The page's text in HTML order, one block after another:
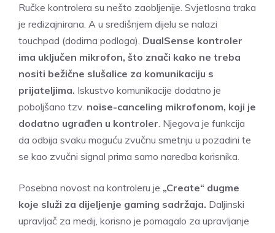
Ručke kontrolera su nešto zaobljenije. Svjetlosna traka
je redizajnirana. A u središnjem dijelu se nalazi
touchpad (dodirna podloga). DualSense kontroler
ima uključen mikrofon, što znači kako ne treba
nositi bežične slušalice za komunikaciju s
prijateljima. Iskustvo komunikacije dodatno je
poboljšano tzv. noise-canceling mikrofonom, koji je
dodatno ugrađen u kontroler . Njegova je funkcija
da odbija svaku moguću zvučnu smetnju u pozadini te
se kao zvučni signal prima samo naredba korisnika.
Posebna novost na kontroleru je „Create“ dugme
koje služi za dijeljenje gaming sadržaja. Daljinski
upravljač za medij, korisno je pomagalo za upravljanje